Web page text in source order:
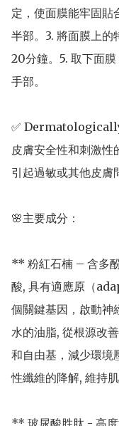
定，使面膜能牢固貼
半部。3. 將面膜上的
20分鐘。5. 取下面
手部。
✅
皮膚安全性和刺激性
引起過敏或其他皮膚
🌸主要成分：
** 粉紅石楠 – 含多
酸, 具有適應原（
個關鍵基因，啟動神
水的油脂, 從根源改
和自由基，減少環境
性纖維的降解, 維持
** 玻尿酸胜肽 - 高